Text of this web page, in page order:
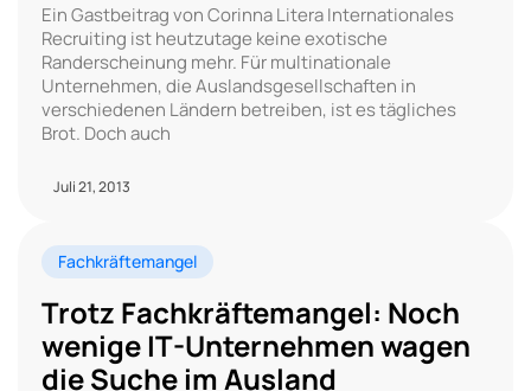
Ein Gastbeitrag von Corinna Litera Internationales
Recruiting ist heutzutage keine exotische
Randerscheinung mehr. Für multinationale
Unternehmen, die Auslandsgesellschaften in
verschiedenen Ländern betreiben, ist es tägliches
Brot. Doch auch
Juli 21, 2013
Fachkräftemangel
Trotz Fachkräftemangel: Noch
wenige IT-Unternehmen wagen
die Suche im Ausland